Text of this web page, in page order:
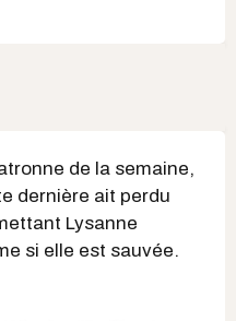
de la semaine,
dernière ait perdu
Lysanne
si elle est sauvée.